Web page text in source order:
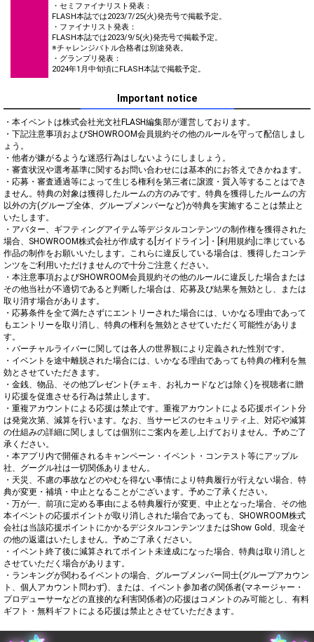
・セミファイナリスト発表：
FLASH本誌では2023/7/25(火)発売号で掲載予定。
・ファイナリスト発表：
FLASH本誌では2023/9/5(火)発売号で掲載予定。
※チャレンジバトル合格者は別途発表。
・グランプリ発表：
2024年1月中旬頃にFLASH本誌で掲載予定。
Important notice
・本イベントは株式会社光文社FLASH編集部が運営しております。
・下記注意事項およびSHOWROOM会員規約その他のルールを守って配信しまし
ょう。
・他者が嫌がるような迷惑行為はしないようにしましょう。
・審査状況や選考基準に関するお問い合わせには基本的にお答えできかねます。
・応募・審査通過等によって生じる権利を第三者に譲渡・質入等することはでき
ません。特典の対象は獲得したルームの方のみです。特典を獲得したルームの方
以外の方(グループ全体、グループメンバーなど)が特典を実施することは禁止と
いたします。
・アバター、ギフティングアイテム等デジタルコンテンツの制作権を獲得された
場合、SHOWROOM株式会社が作成する[ガイドライン]・[利用規約]に準じている
作品の制作をお願いいたします。これらに違反している場合は、獲得したコンテ
ンツをご利用いただけませんので十分ご注意ください。
・本注意事項およびSHOWROOM会員規約その他のルールに違反した場合または
その他当社が不適切であると判断した場合は、応募及び結果を無効とし、または
取り消す場合があります。
・応募条件を全て満たさずにエントリーされた場合には、いかなる理由であって
もエントリーを取り消し、特典の権利を無効とさせていただく可能性がありま
す。
・バーチャルライバーに関しては各人の世界観により定義された性別です。
・イベントを途中離脱された場合には、いかなる理由であっても特典の権利を無
効とさせていただきます。
・金銭、物品、その他プレゼント(チェキ、お礼カードなどは除く)を視聴者に贈
り応援を促進させる行為は禁止します。
・重複アカウントによる応援は禁止です。重複アカウントによる応援ポイント分
は発覚次第、減算を行います。なお、当サービスのセキュリティ上、対応や減算
の仕組みの詳細に関しましては個別にご案内を差し上げておりません。予めご了
承ください。
・本アプリ内で開催されるキャンペーン・イベント・コンテスト等にアップル
社、グーグル社は一切関係ありません。
・天災、不慮の事故などのやむを得ない事情により特典履行が行えない場合、特
典が変更・補填・中止となることがございます。予めご了承ください。
・万が一、前項に定める事由による特典履行が変更、中止となった場合、その他
本イベントの応援ポイントが取り消しされた場合であっても、SHOWROOM株式
会社は当該応援ポイントにかかるデジタルコンテンツまたはShow Gold、現金そ
の他の返還はいたしません。予めご了承ください。
・イベント終了後に減算されてポイント未達成になった場合、特典は取り消しと
させていただく場合があります。
・ランキングが関わるイベントの場合、グループメンバー同士(グループアカウン
ト、個人アカウント問わず)、または、イベント参加者の関係者(マネージャー・
プロデューサーなどの直接的な利害関係者)の応援はコメントのみ可能とし、有料
ギフト・無料ギフトによる応援は禁止とさせていただきます。